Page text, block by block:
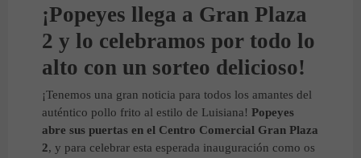
¡Popeyes llega a Gran Plaza
2 y lo celebramos por todo lo
alto con un sorteo delicioso!
¡Tenemos una gran noticia para todos los amantes del
auténtico pollo frito al estilo de Luisiana! Popeyes
abre sus puertas en el Centro Comercial Gran Plaza
2, y para celebrar esta esperada inauguración como os